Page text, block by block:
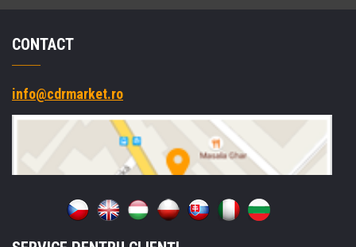
CONTACT
info@cdrmarket.ro